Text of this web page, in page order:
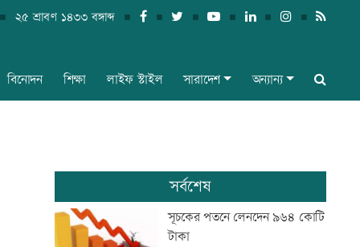
২৫ শ্রাবণ ১৪৩৩ বঙ্গাব্দ
বিনোদন শিক্ষা লাইফ স্টাইল সারাদেশ অন্যান্য
সর্বশেষ
সূচকের পতনে লেনদেন ৯৬৪ কোটি
টাকা